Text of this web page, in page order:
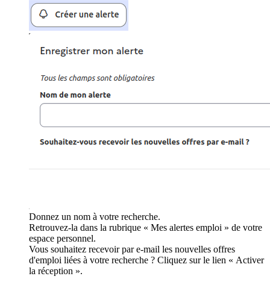
Donnez un nom à votre recherche.
Retrouvez-la dans la rubrique « Mes alertes emploi » de votre
espace personnel.
Vous souhaitez recevoir par e-mail les nouvelles offres
d'emploi liées à votre recherche ? Cliquez sur le lien « Activer
la réception ».